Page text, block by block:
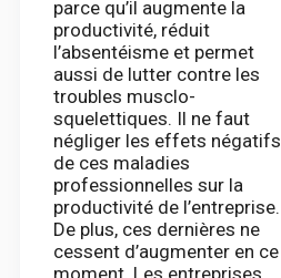
parce qu’il augmente la
productivité, réduit
l’absentéisme et permet
aussi de lutter contre les
troubles musclo-
squelettiques. Il ne faut
négliger les effets négatifs
de ces maladies
professionnelles sur la
productivité de l’entreprise.
De plus, ces dernières ne
cessent d’augmenter en ce